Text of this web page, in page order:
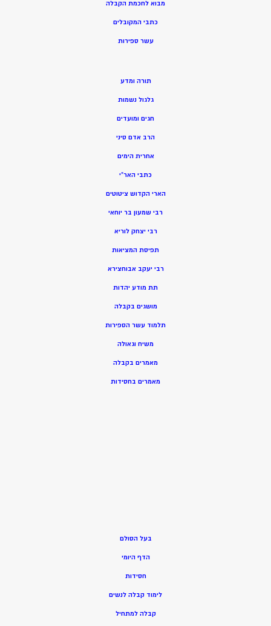
מבוא לחכמת הקבלה
כתבי המקובלים
עשר ספירות
תורה ומדע
גלגול נשמות
חגים ומועדים
הרב אדם סיני
אחרית הימים
כתבי האר”י
הארי הקדוש ציטוטים
רבי שמעון בר יוחאי
רבי יצחק לוריא
תפיסת המציאות
רבי יעקב אבוחצירא
תת מודע יהדות
מושגים בקבלה
תלמוד עשר הספירות
משיח וגאולה
מאמרים בקבלה
מאמרים בחסידות
בעל הסולם
הדף היומי
חסידות
לימוד קבלה לנשים
קבלה למתחיל